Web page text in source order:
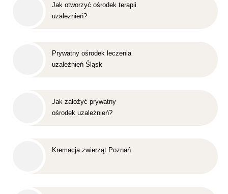
Jak otworzyć ośrodek terapii
uzależnień?
Prywatny ośrodek leczenia
uzależnień Śląsk
Jak założyć prywatny
ośrodek uzależnień?
Kremacja zwierząt Poznań